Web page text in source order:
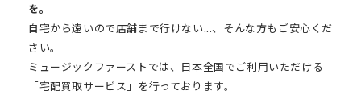
を。
自宅から遠いので店舗まで行けない...、そんな方もご安心くだ
さい。
ミュージックファーストでは、日本全国でご利用いただける
「宅配買取サービス」を行っております。